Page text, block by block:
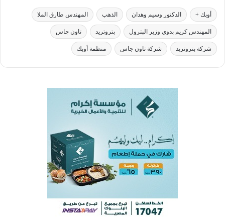
أوبك + الدكتور وسيم وهدان الذهب المهندس طارق الملا
المهندس كريم بدوي وزير البترول بتروتريد تاون جاس
شركة بتروتريد شركة تاون جاس منظمة أوبك